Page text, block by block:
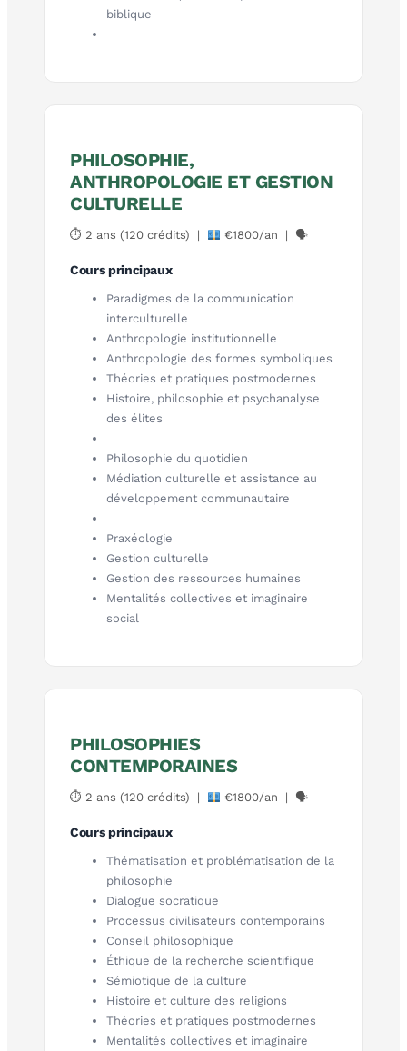
biblique
PHILOSOPHIE,
ANTHROPOLOGIE ET GESTION
CULTURELLE
⏱ 2 ans (120 crédits) | €1800/an | 🗣
Cours principaux
Paradigmes de la communication
interculturelle
Anthropologie institutionnelle
Anthropologie des formes symboliques
Théories et pratiques postmodernes
Histoire, philosophie et psychanalyse
des élites
Philosophie du quotidien
Médiation culturelle et assistance au
développement communautaire
Praxéologie
Gestion culturelle
Gestion des ressources humaines
Mentalités collectives et imaginaire
social
PHILOSOPHIES
CONTEMPORAINES
⏱ 2 ans (120 crédits) | €1800/an | 🗣
Cours principaux
Thématisation et problématisation de la
philosophie
Dialogue socratique
Processus civilisateurs contemporains
Conseil philosophique
Éthique de la recherche scientifique
Sémiotique de la culture
Histoire et culture des religions
Théories et pratiques postmodernes
Mentalités collectives et imaginaire